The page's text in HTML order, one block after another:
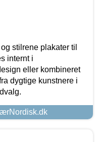
stilrene plakater til
internt i
eller kombineret
dygtige kunstnere i